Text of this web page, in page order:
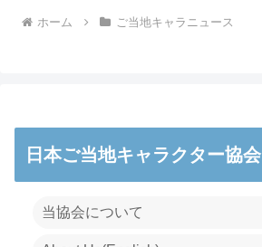
ホーム ご当地キャラニュース
日本ご当地キャラクター協会
当協会について